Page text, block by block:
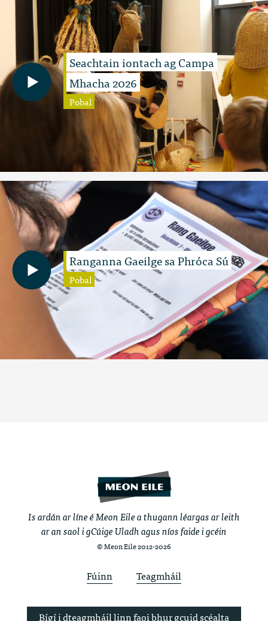
Seachtain iontach ag Campa
Mhacha 2026
Pobal
Ranganna Gaeilge sa Phróca Sú
Pobal
Is ardán ar líne é Meon Eile a thugann léargas ar leith
ar an saol i gCúige Uladh agus níos faide i gcéin
© Meon Eile 2012-2026
Fúinn Teagmháil
Bígí i dteagmháil linn faoi bhur gcuid scéalta